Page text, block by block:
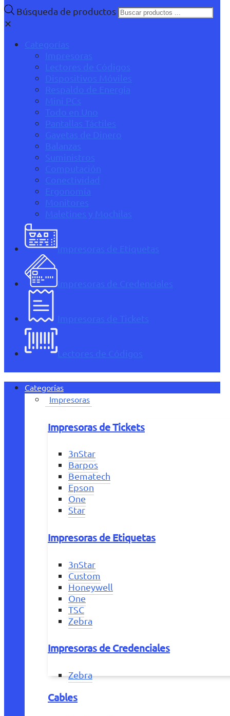
Búsqueda de productos
✕
Categorías
Impresoras
Lectores de Códigos
Dispositivos Móviles
Respaldo de Energía
Mini PCs
Todo en Uno
Pantallas Táctiles
Gavetas de Dinero
Balanzas
Suministros
Computación
Conectividad
Ergonomía
Monitores
Maletines y Mochilas
Impresoras de Etiquetas
Impresoras de Credenciales
Impresoras de Tickets
Lectores de Códigos
Categorías
Impresoras
Impresoras de Tickets
3nStar
Barpos
Bematech
Epson
One
Star
Impresoras de Etiquetas
3nStar
Custom
Honeywell
One
TSC
Zebra
Impresoras de Credenciales
Zebra
Cables